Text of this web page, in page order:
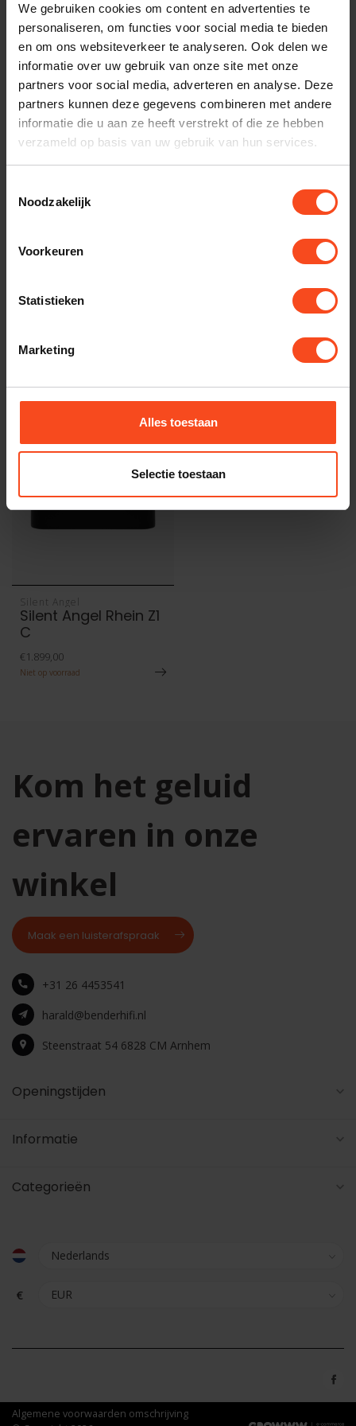
We gebruiken cookies om content en advertenties te
personaliseren, om functies voor social media te bieden
en om ons websiteverkeer te analyseren. Ook delen we
informatie over uw gebruik van onze site met onze
partners voor social media, adverteren en analyse. Deze
partners kunnen deze gegevens combineren met andere
informatie die u aan ze heeft verstrekt of die ze hebben
verzameld op basis van uw gebruik van hun services.
Noodzakelijk
Voorkeuren
Statistieken
Marketing
Alles toestaan
Selectie toestaan
klantenservice.
Interesse in product
Maak een luisterafspraak
Productomschrijving
Reviews
Gerelateerde producten
TypeError: Failed to fetch
Recent bekeken
Silent Angel
Silent Angel Rhein Z1
C
€1.899,00
Niet op voorraad
Kom het geluid
ervaren in onze
winkel
Maak een luisterafspraak
+31 26 4453541
harald@benderhifi.nl
Steenstraat 54 6828 CM Arnhem
Openingstijden
Informatie
Categorieën
€
Algemene voorwaarden omschrijving